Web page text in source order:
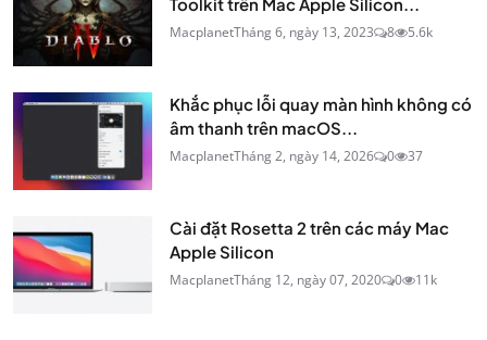
Toolkit trên Mac Apple Silicon...
MacplanetTháng 6, ngày 13, 2023 8 5.6k
Khắc phục lỗi quay màn hình không có
âm thanh trên macOS...
MacplanetTháng 2, ngày 14, 2026 0 37
Cài đặt Rosetta 2 trên các máy Mac
Apple Silicon
MacplanetTháng 12, ngày 07, 2020 0 11k